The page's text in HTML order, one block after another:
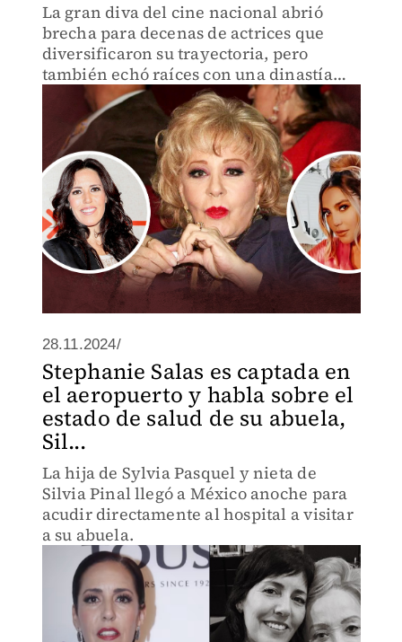
La gran diva del cine nacional abrió
brecha para decenas de actrices que
diversificaron su trayectoria, pero
también echó raíces con una dinastía
con nietos y bisnietas.
28.11.2024/
Stephanie Salas es captada en
el aeropuerto y habla sobre el
estado de salud de su abuela,
Sil...
La hija de Sylvia Pasquel y nieta de
Silvia Pinal llegó a México anoche para
acudir directamente al hospital a visitar
a su abuela.